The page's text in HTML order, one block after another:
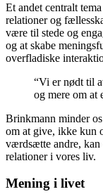
Et andet centralt
relationer og
være til stede og
og at skabe
overfladiske
“Vi er nødt til
og mere om at
Brinkmann minder
om at give, ikke kun
værdsætte andre, kan
relationer i vores liv.
Mening i livet